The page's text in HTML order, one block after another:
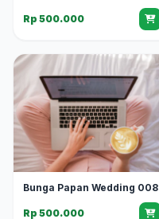
Rp 500.000
Bunga Papan Wedding 008
Rp 500.000